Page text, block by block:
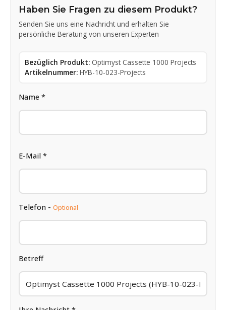
Haben Sie Fragen zu diesem Produkt?
Senden Sie uns eine Nachricht und erhalten Sie
persönliche Beratung von unseren Experten
Bezüglich Produkt: Optimyst Cassette 1000 Projects
Artikelnummer: HYB-10-023-Projects
Name *
E-Mail *
Telefon - Optional
Betreff